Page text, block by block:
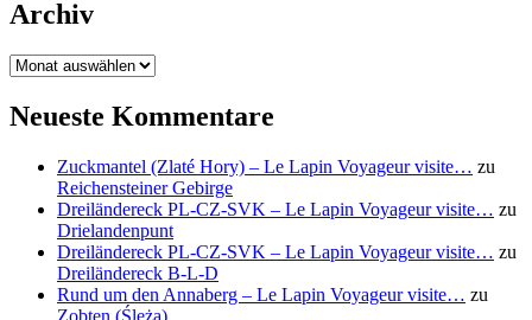
Archiv
Archiv
Neueste Kommentare
Zuckmantel (Zlaté Hory) – Le Lapin Voyageur visite… zu
Reichensteiner Gebirge
Dreiländereck PL-CZ-SVK – Le Lapin Voyageur visite… zu
Drielandenpunt
Dreiländereck PL-CZ-SVK – Le Lapin Voyageur visite… zu
Dreiländereck B-L-D
Rund um den Annaberg – Le Lapin Voyageur visite… zu
Zobten (Ślęża)